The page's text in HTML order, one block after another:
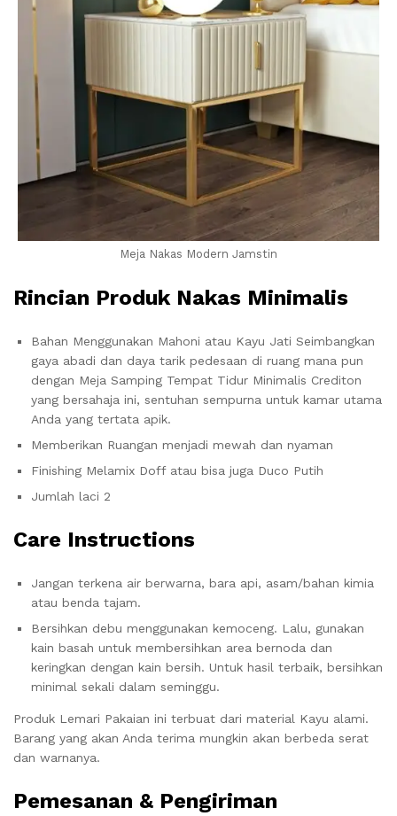
Meja Nakas Modern Jamstin
Rincian Produk Nakas Minimalis
Bahan Menggunakan Mahoni atau Kayu Jati Seimbangkan
gaya abadi dan daya tarik pedesaan di ruang mana pun
dengan Meja Samping Tempat Tidur Minimalis Crediton
yang bersahaja ini, sentuhan sempurna untuk kamar utama
Anda yang tertata apik.
Memberikan Ruangan menjadi mewah dan nyaman
Finishing Melamix Doff atau bisa juga Duco Putih
Jumlah laci 2
Care Instructions
Jangan terkena air berwarna, bara api, asam/bahan kimia
atau benda tajam.
Bersihkan debu menggunakan kemoceng. Lalu, gunakan
kain basah untuk membersihkan area bernoda dan
keringkan dengan kain bersih. Untuk hasil terbaik, bersihkan
minimal sekali dalam seminggu.
Produk Lemari Pakaian ini terbuat dari material Kayu alami.
Barang yang akan Anda terima mungkin akan berbeda serat
dan warnanya.
Pemesanan & Pengiriman